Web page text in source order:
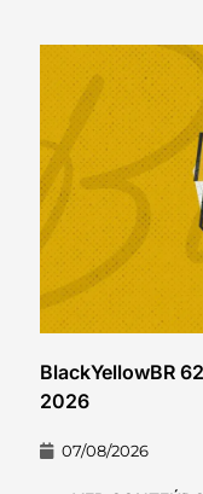
BlackYellowBR
2026
07/08/2026